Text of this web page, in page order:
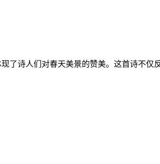
了诗人们对春天美景的赞美。这首诗不仅